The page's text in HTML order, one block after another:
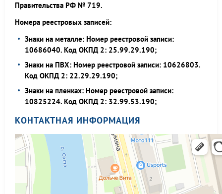
Правительства РФ № 719.
Номера реестровых записей:
Знаки на металле: Номер реестровой записи:
10686040. Код ОКПД 2: 25.99.29.190;
Знаки на ПВХ: Номер реестровой записи: 10626803.
Код ОКПД 2: 22.29.29.190;
Знаки на пленках: Номер реестровой записи:
10825224. Код ОКПД 2: 32.99.53.190;
КОНТАКТНАЯ ИНФОРМАЦИЯ